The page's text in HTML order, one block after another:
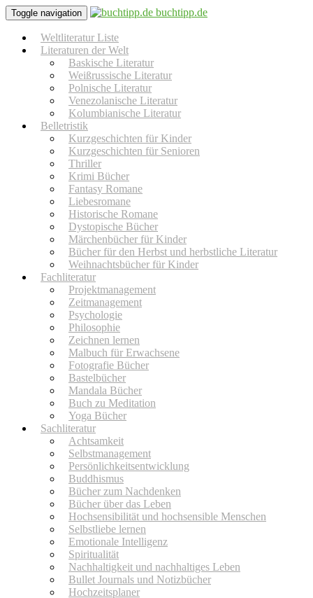
Toggle navigation buchtipp.de
Weltliteratur Liste
Literaturen der Welt
Baskische Literatur
Weißrussische Literatur
Polnische Literatur
Venezolanische Literatur
Kolumbianische Literatur
Belletristik
Kurzgeschichten für Kinder
Kurzgeschichten für Senioren
Thriller
Krimi Bücher
Fantasy Romane
Liebesromane
Historische Romane
Dystopische Bücher
Märchenbücher für Kinder
Bücher für den Herbst und herbstliche Literatur
Weihnachtsbücher für Kinder
Fachliteratur
Projektmanagement
Zeitmanagement
Psychologie
Philosophie
Zeichnen lernen
Malbuch für Erwachsene
Fotografie Bücher
Bastelbücher
Mandala Bücher
Buch zu Meditation
Yoga Bücher
Sachliteratur
Achtsamkeit
Selbstmanagement
Persönlichkeitsentwicklung
Buddhismus
Bücher zum Nachdenken
Bücher über das Leben
Hochsensibilität und hochsensible Menschen
Selbstliebe lernen
Emotionale Intelligenz
Spiritualität
Nachhaltigkeit und nachhaltiges Leben
Bullet Journals und Notizbücher
Hochzeitsplaner